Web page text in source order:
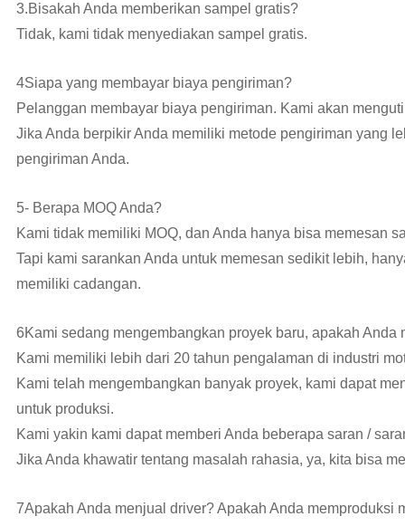
3.Bisakah Anda memberikan sampel gratis?
Tidak, kami tidak menyediakan sampel gratis.
4Siapa yang membayar biaya pengiriman?
Pelanggan membayar biaya pengiriman. Kami akan
Jika Anda berpikir Anda memiliki metode pengiriman yang
pengiriman Anda.
5- Berapa MOQ Anda?
Kami tidak memiliki MOQ, dan Anda hanya bisa memesan
Tapi kami sarankan Anda untuk memesan sedikit lebih,
memiliki cadangan.
6Kami sedang mengembangkan proyek baru, apakah
Kami memiliki lebih dari 20 tahun pengalaman di industri
Kami telah mengembangkan banyak proyek, kami dapat
untuk produksi.
Kami yakin kami dapat memberi Anda beberapa saran /
Jika Anda khawatir tentang masalah rahasia, ya, kita bisa
7Apakah Anda menjual driver? Apakah Anda memproduksi